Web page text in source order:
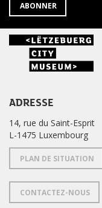
ABONNER
ADRESSE
14, rue du Saint-Esprit
L-1475 Luxembourg
PLAN DE SITUATION
CONTACTEZ-NOUS